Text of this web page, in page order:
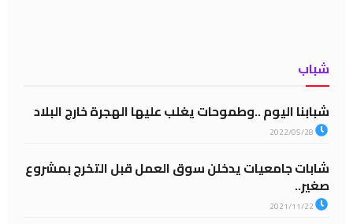
شباب
شبابنا اليوم ..وطموحات يغلب عليها الهجرة خارج البلاد
شابات جامعيات يدخلن سوق العمل قبل التخرج بمشروع
صغير..